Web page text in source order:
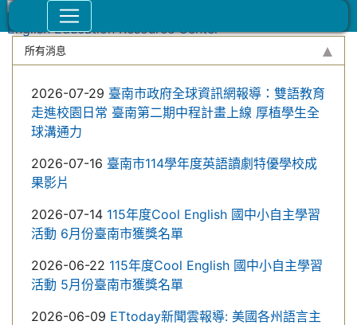
所有消息
2026-07-29 臺南市政府全球資訊網報導：雙語教育
走進校園日常 臺南第二期中程計畫上線 厚植學生全
球溝通力
2026-07-16 臺南市114學年度英語讀劇特優學校成
果影片
2026-07-14 115年度Cool English 國中小自主學習
活動 6月份臺南市獲獎名單
2026-06-22 115年度Cool English 國中小自主學習
活動 5月份臺南市獲獎名單
2026-06-09 ETtoday新聞雲報導: 美國各州語言主